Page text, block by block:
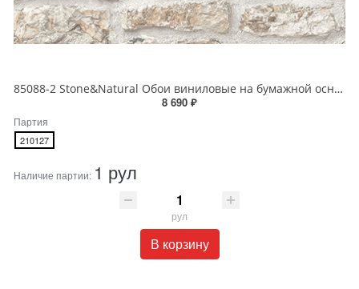
85088-2 Stone&Natural Обои виниловые на бумажной основе 1.06*15.5
8 690 ₽
Партия
210127
Наличие партии: 1 рул
рул
В корзину